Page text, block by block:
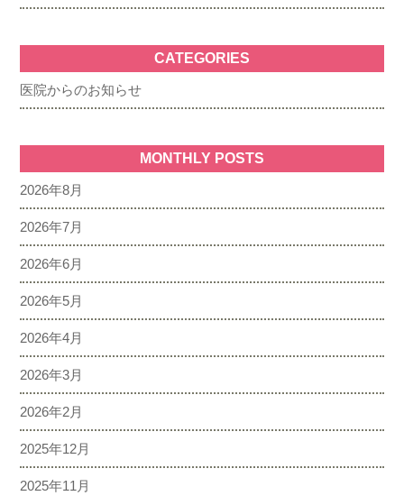
CATEGORIES
医院からのお知らせ
MONTHLY POSTS
2026年8月
2026年7月
2026年6月
2026年5月
2026年4月
2026年3月
2026年2月
2025年12月
2025年11月